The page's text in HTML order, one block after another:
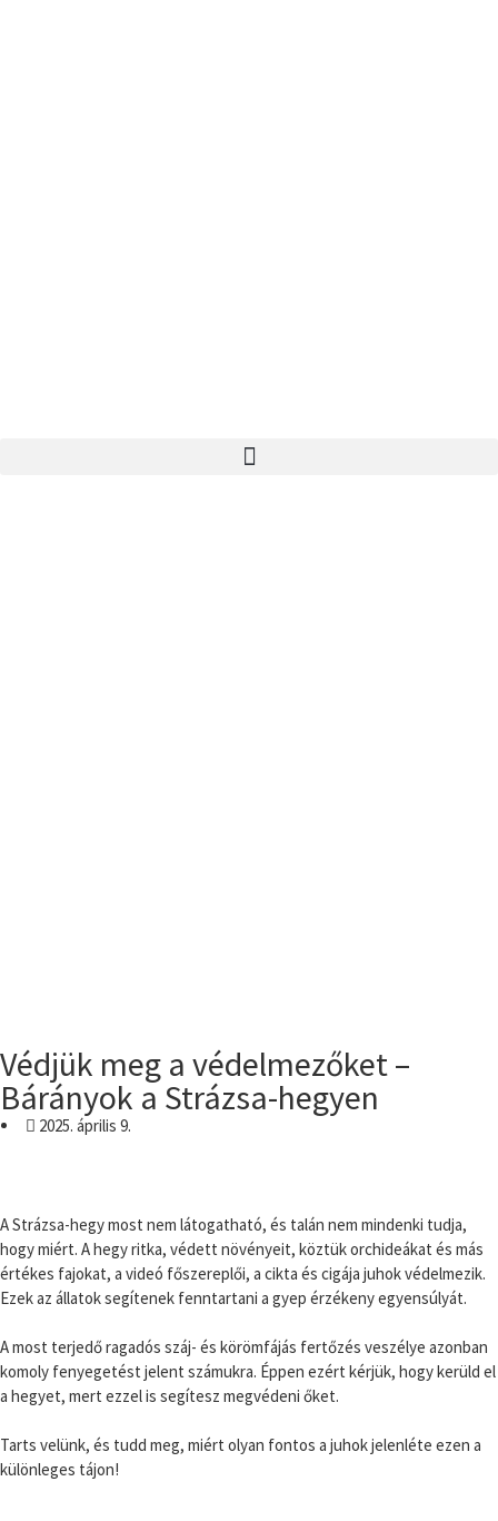
Védjük meg a védelmezőket –
Bárányok a Strázsa-hegyen
2025. április 9.
A Strázsa-hegy most nem látogatható, és talán nem mindenki tudja,
hogy miért. A hegy ritka, védett növényeit, köztük orchideákat és más
értékes fajokat, a videó főszereplői, a cikta és cigája juhok védelmezik.
Ezek az állatok segítenek fenntartani a gyep érzékeny egyensúlyát.
A most terjedő ragadós száj- és körömfájás fertőzés veszélye azonban
komoly fenyegetést jelent számukra. Éppen ezért kérjük, hogy kerüld el
a hegyet, mert ezzel is segítesz megvédeni őket.
Tarts velünk, és tudd meg, miért olyan fontos a juhok jelenléte ezen a
különleges tájon!